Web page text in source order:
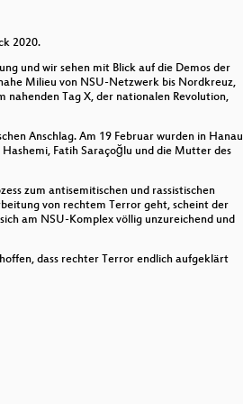
2020.
und wir sehen mit Blick auf die Demos der
Milieu von NSU-Netzwerk bis Nordkreuz,
nahenden Tag X, der nationalen Revolution,
Anschlag. Am 19 Februar wurden in Hanau
Fatih Saraçoğlu und die Mutter des
zum antisemitischen und rassistischen
von rechtem Terror geht, scheint der
am NSU-Komplex völlig unzureichend und
dass rechter Terror endlich aufgeklärt